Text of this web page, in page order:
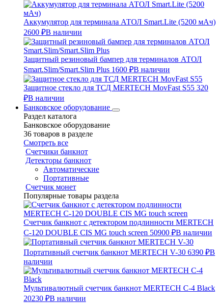
Аккумулятор для терминала АТОЛ Smart.Lite (5200 мАч)
2600 ₽В наличии
Защитный резиновый бампер для терминалов АТОЛ
Smart.Slim/Smart.Slim Plus 1600 ₽В наличии
Защитное стекло для ТСД MERTECH MovFast S55 320
₽В наличии
Банковское оборудование
Раздел каталога
Банковское оборудование
36 товаров в разделе
Смотреть все
Счетчики банкнот
Детекторы банкнот
Автоматические
Портативные
Счетчик монет
Популярные товары раздела
Счетчик банкнот с детектором подлинности MERTECH
C-120 DOUBLE CIS MG touch screen 50900 ₽В наличии
Портативный счетчик банкнот MERTECH V-30 6390 ₽В
наличии
Мультивалютный счетчик банкнот MERTECH C-4 Black
20230 ₽В наличии